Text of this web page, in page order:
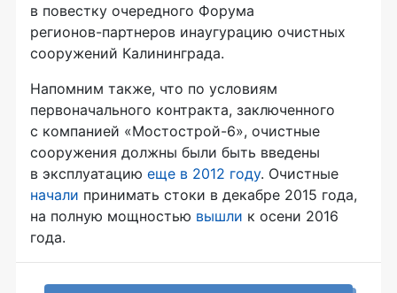
в повестку очередного Форума
регионов-партнеров инаугурацию очистных
сооружений Калининграда.
Напомним также, что по условиям
первоначального контракта, заключенного
с компанией «Мостострой-6», очистные
сооружения должны были быть введены
в эксплуатацию еще в 2012 году. Очистные
начали принимать стоки в декабре 2015 года,
на полную мощностью вышли к осени 2016
года.